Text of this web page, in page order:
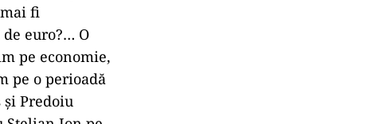
fi
euro?… O
pe economie,
pe o perioadă
şi Predoiu